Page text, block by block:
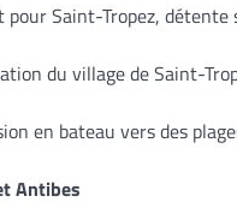
pour Saint-Tropez, détente
du village de Saint-
en bateau vers des
Antibes